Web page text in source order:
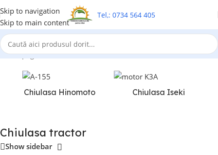
Skip to navigation
Skip to main content
Tel,: 0734 564 405
Prima pagină/Chiulasa tractor
Chiulasa Hinomoto Chiulasa Iseki
Chiulasa tractor
Show sidebar